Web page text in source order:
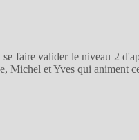
faire valider le niveau 2
Michel et Yves qui